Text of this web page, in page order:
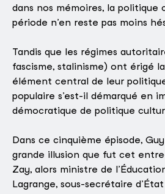
dans nos mémoires, la
période n’en reste pas moins
Tandis que les régimes
fascisme, stalinisme) ont érigé
élément central de leur
populaire s’est-il démarqué en
démocratique de politique
Dans ce cinquième épisode,
grande illusion que fut cet
Zay, alors ministre de
Lagrange, sous-secrétaire